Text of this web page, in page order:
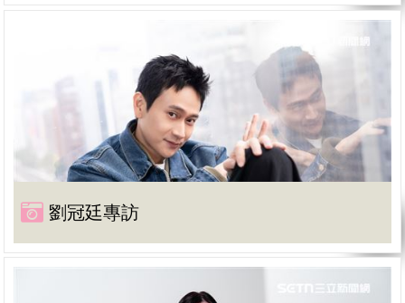
劉冠廷專訪